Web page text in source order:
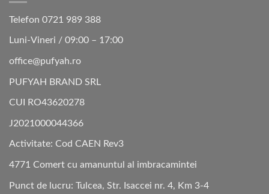
Telefon 0721 989 388
Luni-Vineri / 09:00 – 17:00
office@pufyah.ro
PUFYAH BRAND SRL
CUI RO43620278
J2021000044366
Activitate: Cod CAEN Rev3
4771 Comert cu amanuntul al imbracamintei
Punct de lucru: Tulcea, Str. Isaccei nr. 4, Km 3-4